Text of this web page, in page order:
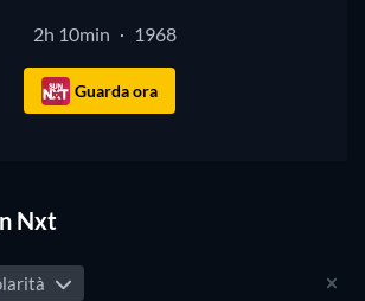
2h 10min · 1968
Guarda ora
Nxt